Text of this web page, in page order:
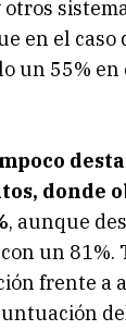
en el caso
un 55% en
donde
, aunque
un 81%.
frente a